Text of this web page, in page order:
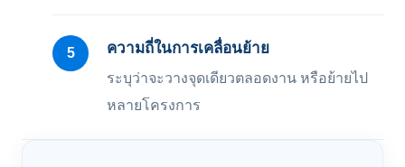
ความถี่ในการเคลื่อนย้าย
ระบุว่าจะวางจุดเดียวตลอดงาน หรือย้ายไป
หลายโครงการ